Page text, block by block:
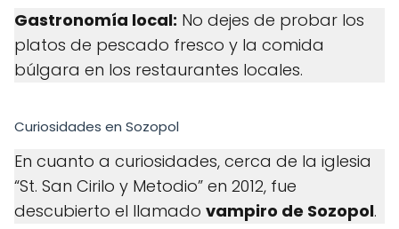
Gastronomía local: No dejes de probar los
platos de pescado fresco y la comida
búlgara en los restaurantes locales.
Curiosidades en Sozopol
En cuanto a curiosidades, cerca de la iglesia
“St. San Cirilo y Metodio” en 2012, fue
descubierto el llamado vampiro de Sozopol.